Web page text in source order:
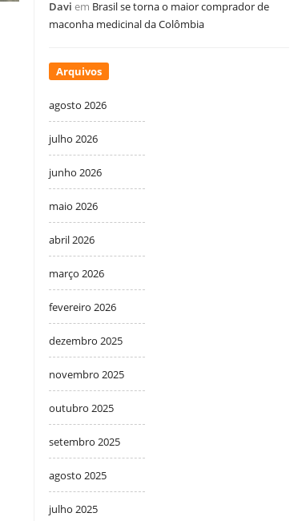
Davi em Brasil se torna o maior comprador de
maconha medicinal da Colômbia
Arquivos
agosto 2026
julho 2026
junho 2026
maio 2026
abril 2026
março 2026
fevereiro 2026
dezembro 2025
novembro 2025
outubro 2025
setembro 2025
agosto 2025
julho 2025